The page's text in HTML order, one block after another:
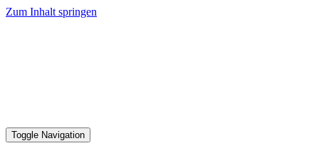
Zum Inhalt springen
Toggle Navigation